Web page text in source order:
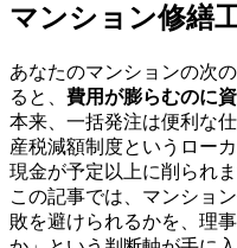
マンション修繕
あなたのマンションの次
ると、 費用が膨らむのに
本来、一括発注は便利な
産税減額制度というロー
現金が予定以上に削られま
この記事では、マンショ
敗を避けられるかを、理